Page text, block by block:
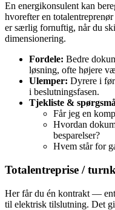
En energikonsulent kan
hvorefter en
er særlig fornuftig, når du
dimensionering.
Fordele: Bedre
løsning, ofte højere
Ulemper: Dyrere i
i beslutningsfasen.
Tjekliste &
Får jeg en
Hvordan
besparelser?
Hvem står for
Totalentreprise /
Her får du én kontrakt —
til elektrisk tilslutning. Det